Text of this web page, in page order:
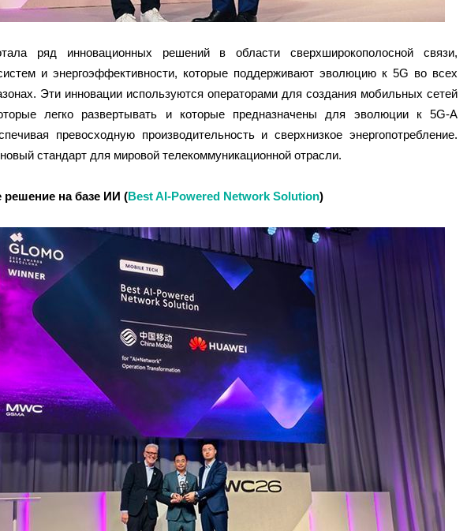
ряд инновационных решений в области сверхширокополосной связи,
и энергоэффективности, которые поддерживают эволюцию к 5G во всех
Эти инновации используются операторами для создания мобильных сетей
легко развертывать и которые предназначены для эволюции к 5G-A
превосходную производительность и сверхнизкое энергопотребление.
стандарт для мировой телекоммуникационной отрасли.
решение на базе ИИ (Best AI‑Powered Network Solution)